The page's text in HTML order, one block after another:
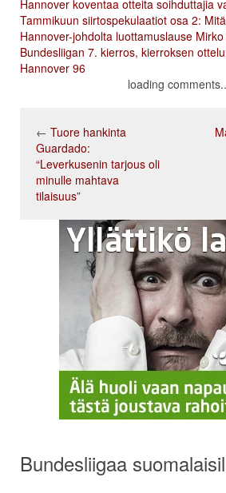
Hannover koventaa otteita soihduttajia
Tammikuun siirtospekulaatiot osa 2:
Hannover-johdolta luottamuslause
Bundesliigan 7. kierros, kierroksen
Hannover 96
loading
← Tuore hankinta
Guardado:
“Leverkusenin tarjous oli
minulle mahtava
tilaisuus”
Bundesliigaa